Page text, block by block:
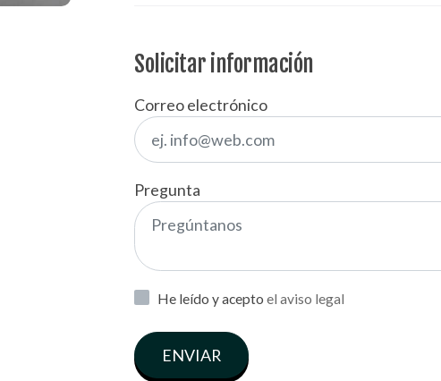
Solicitar información
Correo electrónico
Pregunta
He leído y acepto el aviso legal
ENVIAR